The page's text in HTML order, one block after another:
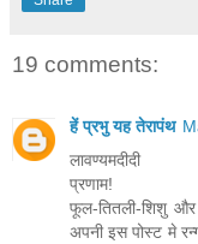
19 comments:
हें प्रभु यह तेरापंथ
लावण्यमदीदी
प्रणाम!
फूल-तितली-शिशु
अपनी इस पोस्ट मे